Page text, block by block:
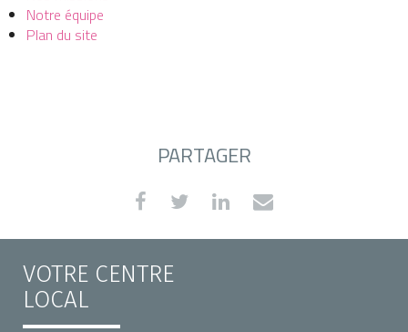
Notre équipe
Plan du site
PARTAGER
VOTRE CENTRE
LOCAL